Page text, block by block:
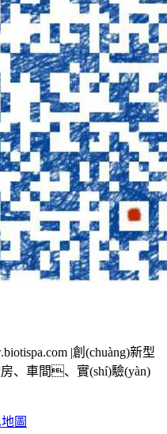
|創(chuàng)新型
、車間、實(shí)驗(yàn)
圖